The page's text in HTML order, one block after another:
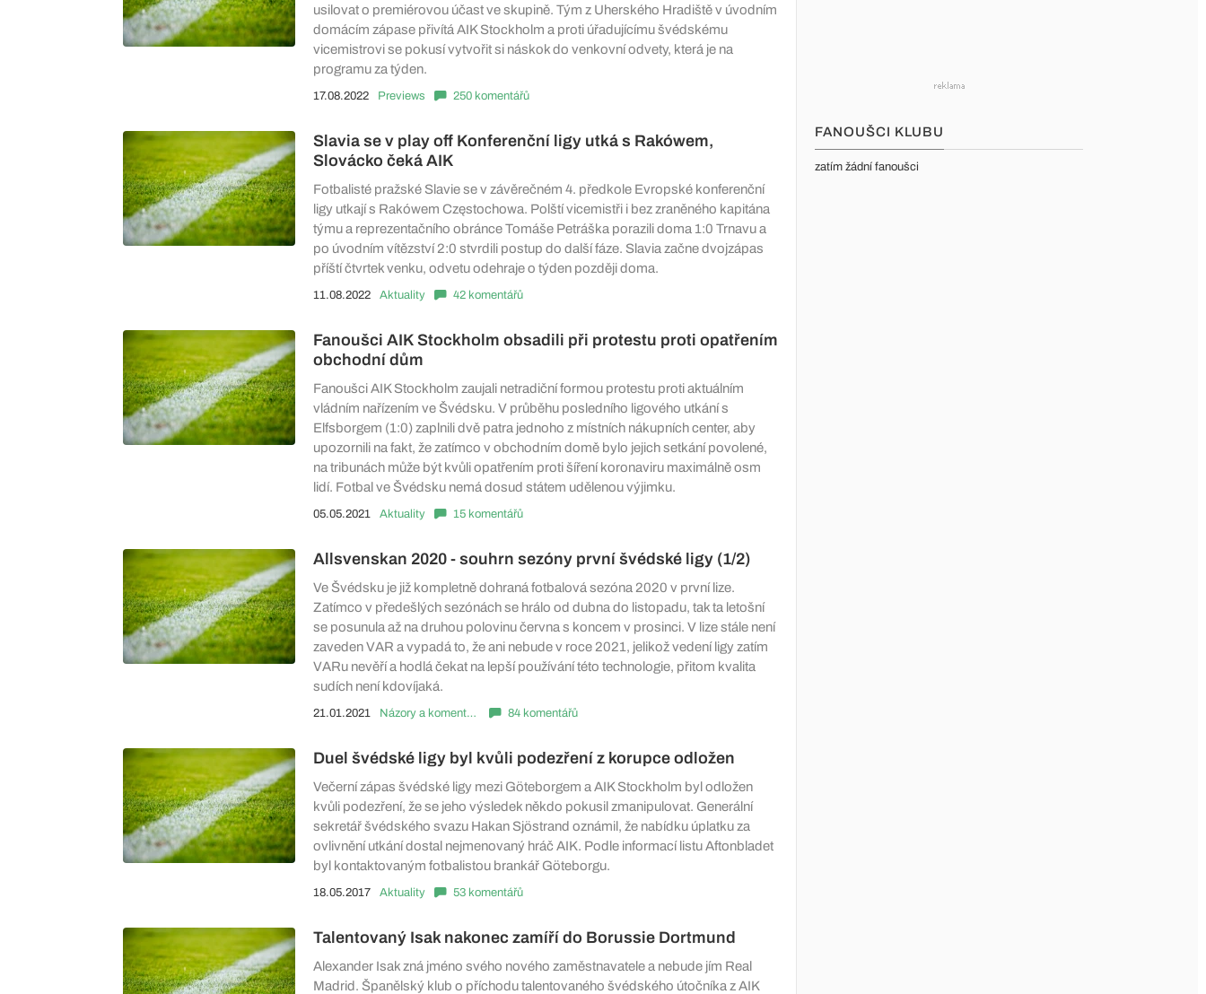
usilovat o premiérovou účast ve skupině. Tým z Uherského Hradiště v úvodním
domácím zápase přivítá AIK Stockholm a proti úřadujícímu švédskému
vicemistrovi se pokusí vytvořit si náskok do venkovní odvety, která je na
programu za týden.
17.08.2022 Previews 250 komentářů
Slavia se v play off Konferenční ligy utká s Rakówem,
Slovácko čeká AIK
Fotbalisté pražské Slavie se v závěrečném 4. předkole Evropské konferenční
ligy utkají s Rakówem Częstochowa. Polští vicemistři i bez zraněného kapitána
týmu a reprezentačního obránce Tomáše Petráška porazili doma 1:0 Trnavu a
po úvodním vítězství 2:0 stvrdili postup do další fáze. Slavia začne dvojzápas
příští čtvrtek venku, odvetu odehraje o týden později doma.
11.08.2022 Aktuality 42 komentářů
Fanoušci AIK Stockholm obsadili při protestu proti opatřením
obchodní dům
Fanoušci AIK Stockholm zaujali netradiční formou protestu proti aktuálním
vládním nařízením ve Švédsku. V průběhu posledního ligového utkání s
Elfsborgem (1:0) zaplnili dvě patra jednoho z místních nákupních center, aby
upozornili na fakt, že zatímco v obchodním domě bylo jejich setkání povolené,
na tribunách může být kvůli opatřením proti šíření koronaviru maximálně osm
lidí. Fotbal ve Švédsku nemá dosud státem udělenou výjimku.
05.05.2021 Aktuality 15 komentářů
Allsvenskan 2020 - souhrn sezóny první švédské ligy (1/2)
Ve Švédsku je již kompletně dohraná fotbalová sezóna 2020 v první lize.
Zatímco v předešlých sezónách se hrálo od dubna do listopadu, tak ta letošní
se posunula až na druhou polovinu června s koncem v prosinci. V lize stále není
zaveden VAR a vypadá to, že ani nebude v roce 2021, jelikož vedení ligy zatím
VARu nevěří a hodlá čekat na lepší používání této technologie, přitom kvalita
sudích není kdovíjaká.
21.01.2021 Názory a komentáře 84 komentářů
Duel švédské ligy byl kvůli podezření z korupce odložen
Večerní zápas švédské ligy mezi Göteborgem a AIK Stockholm byl odložen
kvůli podezření, že se jeho výsledek někdo pokusil zmanipulovat. Generální
sekretář švédského svazu Hakan Sjöstrand oznámil, že nabídku úplatku za
ovlivnění utkání dostal nejmenovaný hráč AIK. Podle informací listu Aftonbladet
byl kontaktovaným fotbalistou brankář Göteborgu.
18.05.2017 Aktuality 53 komentářů
Talentovaný Isak nakonec zamíří do Borussie Dortmund
Alexander Isak zná jméno svého nového zaměstnavatele a nebude jím Real
Madrid. Španělský klub o příchodu talentovaného švédského útočníka z AIK
FANOUŠCI KLUBU
zatím žádní fanoušci